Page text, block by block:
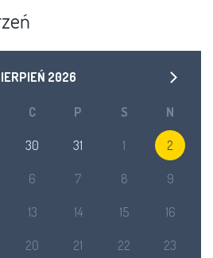
2026
C P S N
30 31 1 2
6 7 8 9
13 14 15 16
20 21 22 23